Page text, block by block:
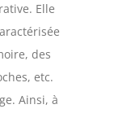
Elle
des
etc.
Ainsi, à